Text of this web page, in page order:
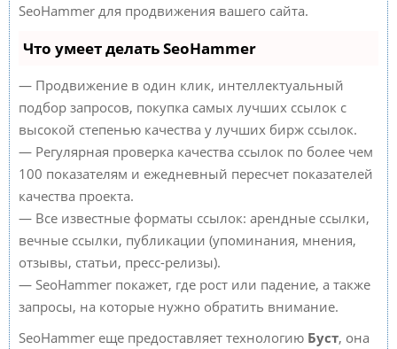
SeoHammer для продвижения вашего сайта.
Что умеет делать SeoHammer
— Продвижение в один клик, интеллектуальный
подбор запросов, покупка самых лучших ссылок с
высокой степенью качества у лучших бирж ссылок.
— Регулярная проверка качества ссылок по более чем
100 показателям и ежедневный пересчет показателей
качества проекта.
— Все известные форматы ссылок: арендные ссылки,
вечные ссылки, публикации (упоминания, мнения,
отзывы, статьи, пресс-релизы).
— SeoHammer покажет, где рост или падение, а также
запросы, на которые нужно обратить внимание.
SeoHammer еще предоставляет технологию Буст, она